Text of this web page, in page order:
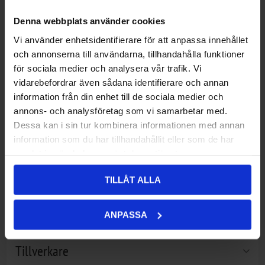
Denna webbplats använder cookies
Vi använder enhetsidentifierare för att anpassa innehållet
och annonserna till användarna, tillhandahålla funktioner
för sociala medier och analysera vår trafik. Vi
vidarebefordrar även sådana identifierare och annan
information från din enhet till de sociala medier och
annons- och analysföretag som vi samarbetar med.
Dessa kan i sin tur kombinera informationen med annan
information som du har tillhandahållit eller som de har
TILLÅT ALLA
ANPASSA
Filtrera efter tillverkare
Tillverkare
509 Sinister X7 Lens
499,00 kr
No longer available (Anti-Fog
Cleaner Spray)
0,00 kr